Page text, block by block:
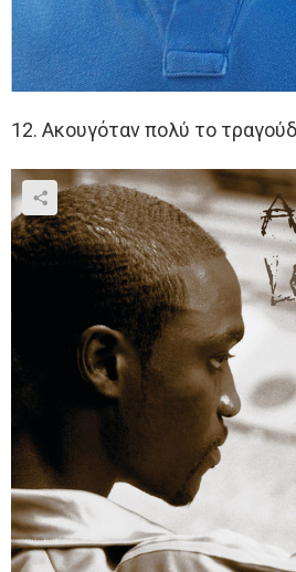
12. Ακουγόταν πολύ το